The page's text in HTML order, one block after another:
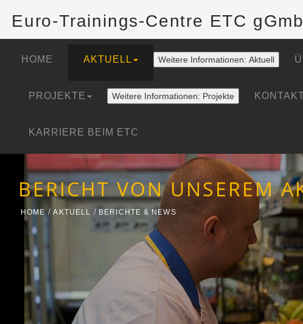
Euro-Trainings-Centre ETC
HOME AKTUELL Weitere Informationen: Aktuell
PROJEKTE Weitere Informationen: Projekte
KARRIERE BEIM ETC
BERICHT VON UNSEREM
HOME AKTUELL BERICHTE & NEWS